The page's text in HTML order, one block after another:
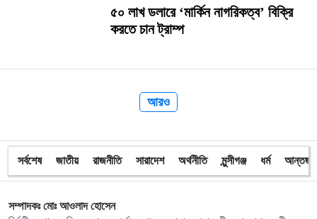
৫০ লাখ ডলারে ‘মার্কিন নাগরিকত্ব’ বিক্রি
করতে চান ট্রাম্প
আরও
সর্বশেষ জাতীয় রাজনীতি সারাদেশ অর্থনীতি মুন্সীগঞ্জ ধর্ম
সম্পাদকঃ মোঃ আওলাদ হোসেন